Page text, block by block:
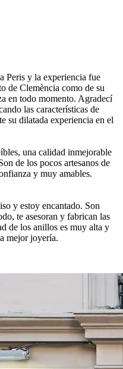
Peris y la experiencia fue
de Clemència como de su
en todo momento. Agradecí
las características de
su dilatada experiencia en el
una calidad inmejorable
de los pocos artesanos de
y muy amables.
y estoy encantado. Son
te asesoran y fabrican las
de los anillos es muy alta y
mejor joyería.